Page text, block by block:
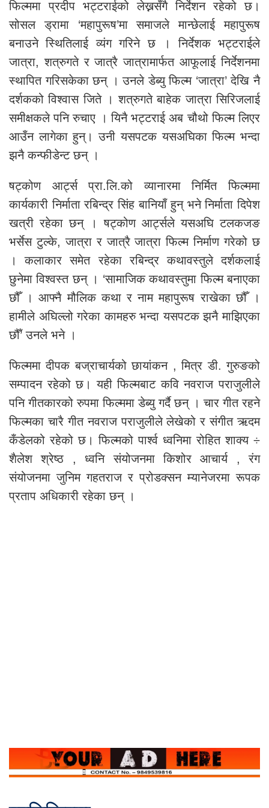
फिल्ममा प्रदीप भट्टराईको लेख्नसँगै निर्देशन रहेको छ।
सोसल ड्रामा ‘महापुरूष’मा समाजले मान्छेलाई महापुरूष
बनाउने स्थितिलाई व्यंग गरिने छ । निर्देशक भट्टराईले
जात्रा, शत्रुगते र जात्रै जात्रामार्फत आफूलाई निर्देशनमा
स्थापित गरिसकेका छन् । उनले डेब्यु फिल्म ‘जात्रा’ देखि नै
दर्शकको विश्वास जिते । शत्रुगते बाहेक जात्रा सिरिजलाई
समीक्षकले पनि रुचाए । यिनै भट्टराई अब चौथो फिल्म लिएर
आउँन लागेका हुन्। उनी यसपटक यसअघिका फिल्म भन्दा
झनै कन्फीडेन्ट छन् ।
षट्कोण आर्ट्स प्रा.लि.को व्यानारमा निर्मित फिल्ममा
कार्यकारी निर्माता रबिन्द्र सिंह बानियाँ हुन् भने निर्माता दिपेश
खत्री रहेका छन् । षट्कोण आर्ट्सले यसअघि टलकजङ
भर्सेस टुल्के, जात्रा र जात्रै जात्रा फिल्म निर्माण गरेको छ
। कलाकार समेत रहेका रबिन्द्र कथावस्तुले दर्शकलाई
छुनेमा विश्वस्त छन् । ‘सामाजिक कथावस्तुमा फिल्म बनाएका
छौँ । आफ्नै मौलिक कथा र नाम महापुरूष राखेका छौँ ।
हामीले अघिल्लो गरेका कामहरु भन्दा यसपटक झनै माझिएका
छौँ’ उनले भने ।
फिल्ममा दीपक बज्राचार्यको छायांकन , मित्र डी. गुरुङको
सम्पादन रहेको छ। यही फिल्मबाट कवि नवराज पराजुलीले
पनि गीतकारको रुपमा फिल्ममा डेब्यु गर्दै छन् । चार गीत रहने
फिल्मका चारै गीत नवराज पराजुलीले लेखेको र संगीत ऋदम
कँडेलको रहेको छ। फिल्मको पार्श्व ध्वनिमा रोहित शाक्य ÷
शैलेश श्रेष्ठ , ध्वनि संयोजनमा किशोर आचार्य , रंग
संयोजनमा जुनिम गहतराज र प्रोडक्सन म्यानेजरमा रूपक
प्रताप अधिकारी रहेका छन् ।